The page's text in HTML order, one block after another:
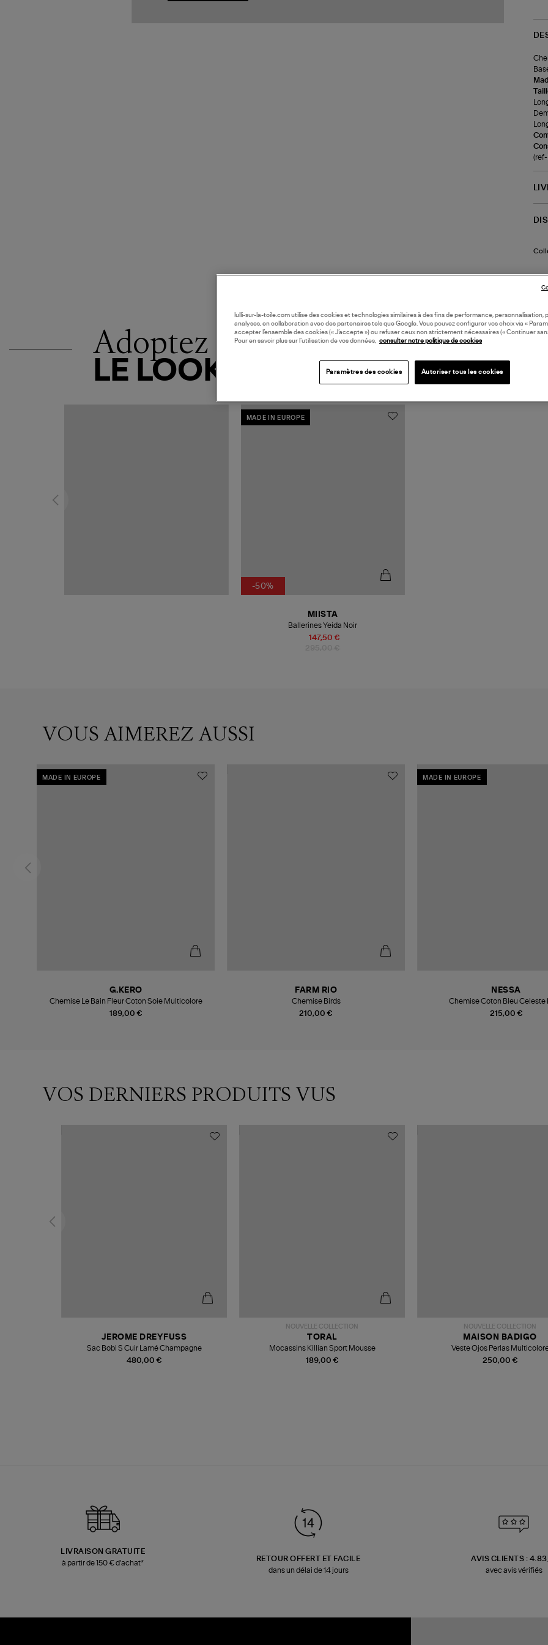
(ref-
Adoptez
LE LOOK
MADE IN EUROPE
-50%
147,50 €
MIISTA
Ballerines Yeida Noir
VOUS AIMEREZ AUSSI
MADE IN EUROPE
189,00 €
G.KERO
Chemise Le Bain Fleur Coton Soie Multicolore
210,00 €
FARM RIO
Chemise Birds
MADE IN EUROPE
215,00 €
NESSA
Chemise Coton Bleu Celeste
VOS DERNIERS PRODUITS VUS
480,00 €
JEROME DREYFUSS
Sac Bobi S Cuir Lamé Champagne
NOUVELLE COLLECTION
189,00 €
TORAL
Mocassins Killian Sport Mousse
NOUVELLE COLLECTION
250,00 €
MAISON BADIGO
Veste Ojos Perlas
LIVRAISON GRATUITE
à partir de 150 € d'achat*
RETOUR OFFERT ET FACILE
dans un délai de 14 jours
AVIS CLIENTS :
avec avis vérifiés
lulli-sur-la-toile.com utilise des cookies et technologies similaires à des fins de performance, personnalisation,
analyses, en collaboration avec des partenaires tels que Google. Vous pouvez configurer vos choix via «
accepter l’ensemble des cookies (« J’accepte ») ou refuser ceux non strictement nécessaires (« Continuer
Pour en savoir plus sur l’utilisation de vos données, consulter notre politique de cookies
Paramètres des cookies Autoriser tous les cookies